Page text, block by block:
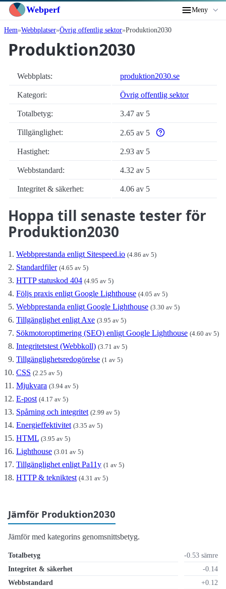
Webperf Meny
Hem Webbplatser Övrig offentlig sektor Produktion2030
Produktion2030
Webbplats: produktion2030.se
Kategori: Övrig offentlig sektor
Totalbetyg: 3.47 av 5
Tillgänglighet: 2.65 av 5
Varför enbart
Hastighet:
2.93 av 5
Webbstandard: 4.32 av 5
Integritet & säkerhet: 4.06 av 5
Hoppa till senaste tester för
Produktion2030
Webbprestanda enligt Sitespeed.io (4.86 av 5)
Standardfiler (4.65 av 5)
HTTP statuskod 404 (4.95 av 5)
Följs praxis enligt Google Lighthouse (4.05 av 5)
Webbprestanda enligt Google Lighthouse (3.30 av 5)
Tillgänglighet enligt Axe (3.95 av 5)
Sökmotoroptimering (SEO) enligt Google Lighthouse (4.60 av 5)
Integritetstest (Webbkoll) (3.71 av 5)
Tillgänglighetsredogörelse (1 av 5)
CSS (2.25 av 5)
Mjukvara (3.94 av 5)
E-post (4.17 av 5)
Spårning och integritet (2.99 av 5)
Energieffektivitet (3.35 av 5)
HTML (3.95 av 5)
Lighthouse (3.01 av 5)
Tillgänglighet enligt Pa11y (1 av 5)
HTTP & tekniktest (4.31 av 5)
Jämför Produktion2030
Jämför med kategorins genomsnittsbetyg.
Totalbetyg
-0.53 sämre
Integritet & säkerhet
-0.14
Webbstandard
+0.12